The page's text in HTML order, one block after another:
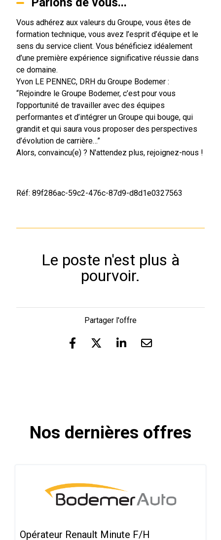
Vous adhérez aux valeurs du Groupe, vous êtes de
formation technique, vous avez l’esprit d’équipe et le
sens du service client. Vous bénéficiez idéalement
d’une première expérience significative réussie dans
ce domaine.
Yvon LE PENNEC, DRH du Groupe Bodemer :
“Rejoindre le Groupe Bodemer, c’est pour vous
l’opportunité de travailler avec des équipes
performantes et d’intégrer un Groupe qui bouge, qui
grandit et qui saura vous proposer des perspectives
d’évolution de carrière…”
Alors, convaincu(e) ? N'attendez plus, rejoignez-nous !
Réf: 89f286ac-59c2-476c-87d9-d8d1e0327563
Le poste n'est plus à
pourvoir.
Partager l'offre
Nos dernières offres
Opérateur Renault Minute F/H